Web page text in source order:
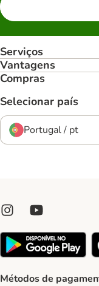
Serviços
Vantagens
Compras
Selecionar país
Portugal / pt
Métodos de